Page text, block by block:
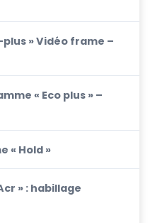
plus » Vidéo frame –
« Eco plus » –
« Hold »
» : habillage